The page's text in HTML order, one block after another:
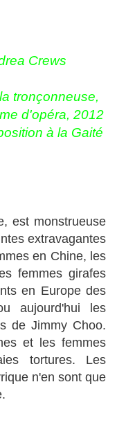
tronçonneuse,
d'opéra, 2012
à la Gaité
est monstrueuse
extravagantes
en Chine, les
femmes girafes
en Europe des
aujourd'hui les
de Jimmy Choo.
et les femmes
tortures. Les
n'en sont que